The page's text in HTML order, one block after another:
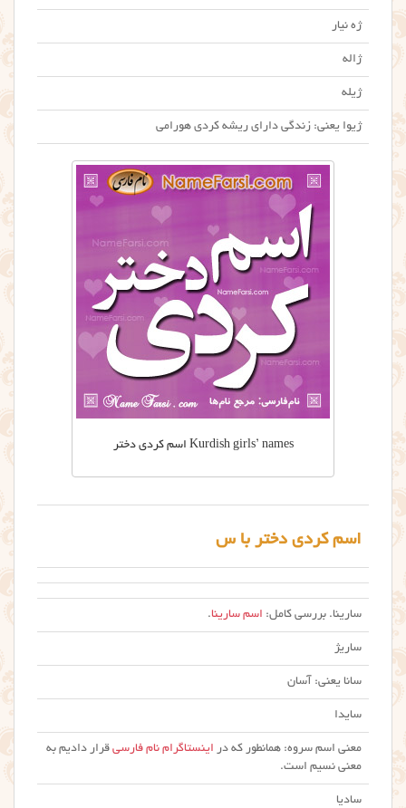
ژه نیار
ژاله
ژیله
ژیوا یعنی: زندگی دارای ریشه کردی هورامی
Kurdish girls’ names اسم کردی دختر
اسم کردی دختر با س
سارینا. بررسی کامل: اسم سارینا.
ساریژ
سانا یعنی: آسان
سایدا
معنی اسم سروه: همانطور که در اینستاگرام نام فارسی قرار دادیم به
معنی نسیم است.
سادیا